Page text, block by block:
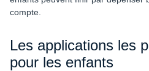
compte.
Les applications les
pour les enfants